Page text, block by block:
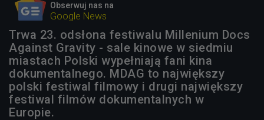
Obserwuj nas na
Google News
Trwa 23. odsłona festiwalu Millenium Docs
Against Gravity - sale kinowe w siedmiu
miastach Polski wypełniają fani kina
dokumentalnego. MDAG to największy
polski festiwal filmowy i drugi największy
festiwal filmów dokumentalnych w
Europie.